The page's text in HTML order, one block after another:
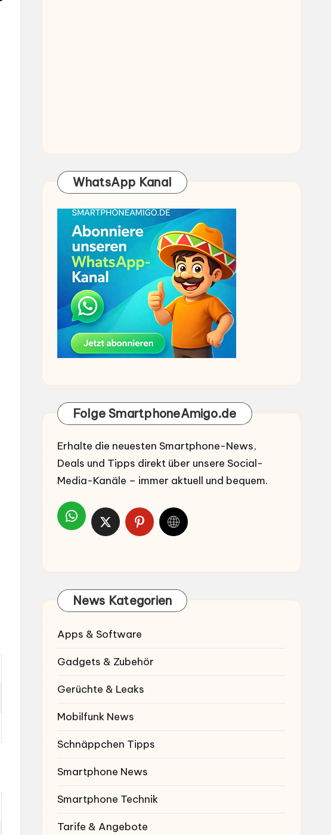
WhatsApp Kanal
Folge SmartphoneAmigo.de
Erhalte die neuesten Smartphone-News,
Deals und Tipps direkt über unsere Social-
Media-Kanäle – immer aktuell und bequem.
News Kategorien
Apps & Software
Gadgets & Zubehör
Gerüchte & Leaks
Mobilfunk News
Schnäppchen Tipps
Smartphone News
Smartphone Technik
Tarife & Angebote